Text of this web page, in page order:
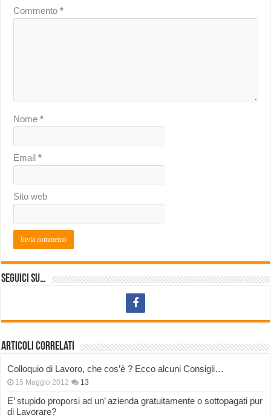
Commento*
Nome*
Email*
Sito web
Seguici su…
Articoli correlati
Colloquio di Lavoro, che cos’è ? Ecco alcuni Consigli…
15 Maggio 2012 13
E’ stupido proporsi ad un’ azienda gratuitamente o sottopagati pur
di Lavorare?